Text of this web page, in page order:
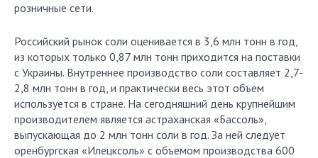
розничные сети.
Российский рынок соли оценивается в 3,6 млн тонн в год,
из которых только 0,87 млн тонн приходится на поставки
с Украины. Внутреннее производство соли составляет 2,7-
2,8 млн тонн в год, и практически весь этот объем
используется в стране. На сегодняшний день крупнейшим
производителем является астраханская «Бассоль»,
выпускающая до 2 млн тонн соли в год. За ней следует
оренбургская «Илецксоль» с объемом производства 600